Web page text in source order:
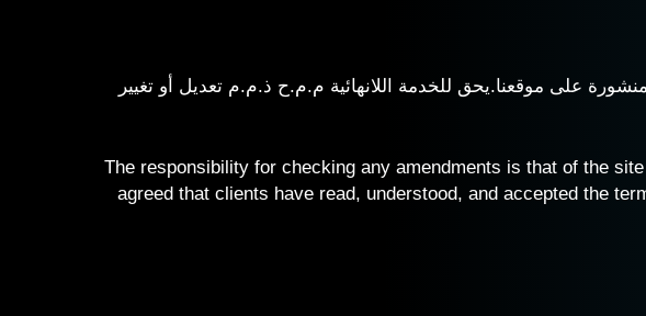
على موقعنا.يحق للخدمة اللانهائية م.م.ح ذ.م.م تعديل أو تغيير
The responsibility for checking any amendments is that of the
agreed that clients have read, understood, and accepted the